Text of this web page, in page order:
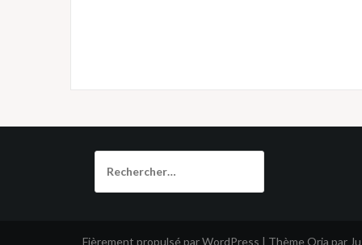
Fièrement propulsé par WordPress | Thème Oria par